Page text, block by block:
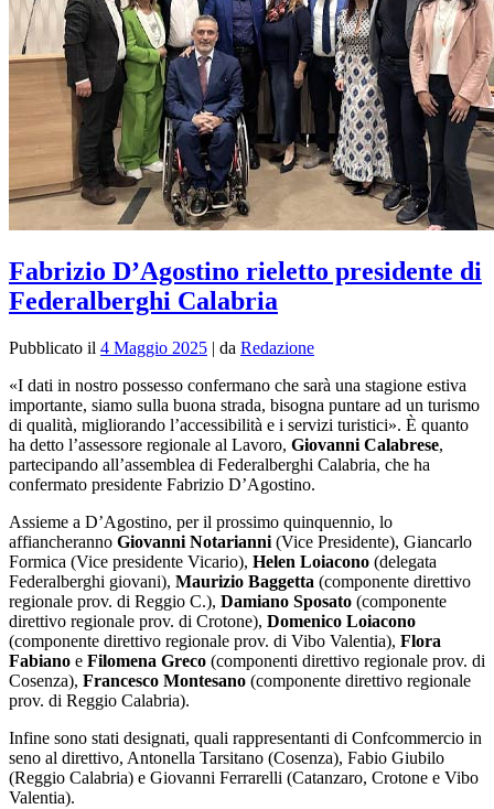
Fabrizio D’Agostino rieletto presidente di
Federalberghi Calabria
Pubblicato il 4 Maggio 2025 | da Redazione
«I dati in nostro possesso confermano che sarà una stagione estiva
importante, siamo sulla buona strada, bisogna puntare ad un turismo
di qualità, migliorando l’accessibilità e i servizi turistici». È quanto
ha detto l’assessore regionale al Lavoro, Giovanni Calabrese,
partecipando all’assemblea di Federalberghi Calabria, che ha
confermato presidente Fabrizio D’Agostino.
Assieme a D’Agostino, per il prossimo quinquennio, lo
affiancheranno Giovanni Notarianni (Vice Presidente), Giancarlo
Formica (Vice presidente Vicario), Helen Loiacono (delegata
Federalberghi giovani), Maurizio Baggetta (componente direttivo
regionale prov. di Reggio C.), Damiano Sposato (componente
direttivo regionale prov. di Crotone), Domenico Loiacono
(componente direttivo regionale prov. di Vibo Valentia), Flora
Fabiano e Filomena Greco (componenti direttivo regionale prov. di
Cosenza), Francesco Montesano (componente direttivo regionale
prov. di Reggio Calabria).
Infine sono stati designati, quali rappresentanti di Confcommercio in
seno al direttivo, Antonella Tarsitano (Cosenza), Fabio Giubilo
(Reggio Calabria) e Giovanni Ferrarelli (Catanzaro, Crotone e Vibo
Valentia).